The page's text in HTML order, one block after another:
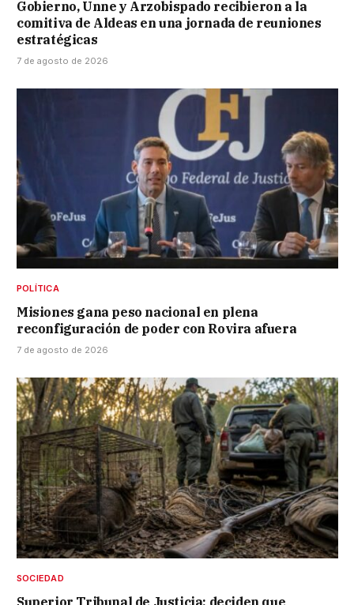
Gobierno, Unne y Arzobispado recibieron a la
comitiva de Aldeas en una jornada de reuniones
estratégicas
7 de agosto de 2026
POLÍTICA
Misiones gana peso nacional en plena
reconfiguración de poder con Rovira afuera
7 de agosto de 2026
SOCIEDAD